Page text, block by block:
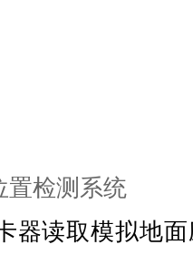
置检测系统
器读取模拟地